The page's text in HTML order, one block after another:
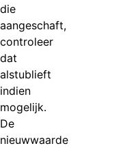
die
aangeschaft,
controleer
dat
alstublieft
indien
mogelijk.
De
nieuwwaarde